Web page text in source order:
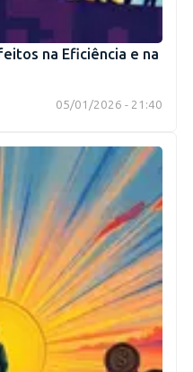
na Eficiência e na
05/01/2026 - 21:40